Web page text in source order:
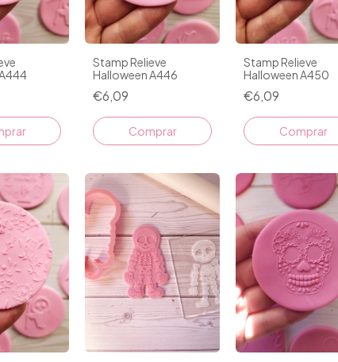
Stamp Relieve
Halloween A446
€6,09
Stamp Relieve
Halloween A450
€6,09